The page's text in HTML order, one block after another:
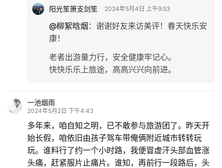
阳光笙箫支剑笙 2024年5月4日 上午9:53
@柳絮晗烟 ： 谢谢好友来访美评！春天快乐安
康！
老者出游量力行，安全健康牢记心。
快快乐乐上旅途，高高兴兴向前进。
一池烟雨
2024年5月2日 下午4:43
多年来，咱自知之明，已不敢参与旅游团了。昨天开
始长假，咱依旧由孩子驾车带俺俩附近城市转转玩
玩。谁料行了约一个小时路，我便冒虚汗头部血管涨
头痛，赶紧服片止痛片。谁知，再前行一段路后，头